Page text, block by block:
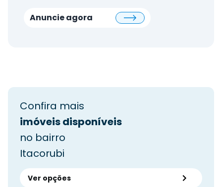
Anuncie agora
Confira mais
imóveis disponíveis
no bairro
Itacorubi
Ver opções